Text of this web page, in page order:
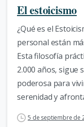
El estoicismo
¿Qué es el
personal están
Esta filosofía
2.000 años, sigue
poderosa para
serenidad y
5 de septiembre de